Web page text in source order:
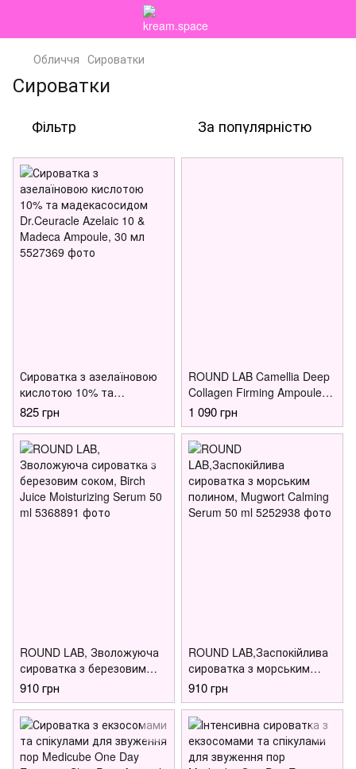
Обличчя Сироватки
Сироватки
Фільтр За популярністю
Сироватка з азелаїновою
кислотою 10% та
мадекасосидом
Dr.Ceuracle Azelaic 10 &
Madeca Ampoule, 30 мл
825 грн
ROUND LAB Camellia Deep
Collagen Firming Ampoule
30 ml Концентрована
сироватка з колагеном
1 090 грн
ROUND LAB, Зволожуюча
сироватка з березовим
соком, Birch Juice
Moisturizing Serum 50 ml
910 грн
ROUND LAB,Заспокійлива
сироватка з морським
полином, Mugwort Calming
Serum 50 ml
910 грн